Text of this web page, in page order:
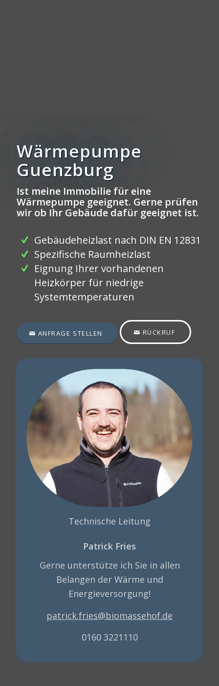
Wärmepumpe
Guenzburg
Ist meine Immobilie für eine
Wärmepumpe geeignet. Gerne prüfen
wir ob Ihr Gebäude dafür geeignet ist.
Gebäudeheizlast nach DIN EN 12831
Spezifische Raumheizlast
Eignung Ihrer vorhandenen
Heizkörper für niedrige
Systemtemperaturen
ANFRAGE STELLEN RÜCKRUF
Technische Leitung
Patrick Fries
Gerne unterstütze ich Sie in allen
Belangen der Wärme und
Energieversorgung!
patrick.fries@biomassehof.de
0160 3221110